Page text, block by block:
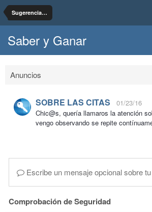
Sugerencias, dudas y pruebas del foro Saber y Ganar
Saber y Ganar
Anuncios
SOBRE LAS CITAS
01/23/16
Chic@s, quería llamaros la atención
vengo observando se repite
Escribe un mensaje opcional sobre
Comprobación de Seguridad